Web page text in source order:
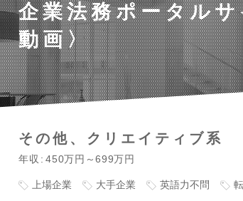
企業法務ポータル
動画〉
その他、クリエイティブ系
年収 450万円～699万円
上場企業 大手企業 英語力不問